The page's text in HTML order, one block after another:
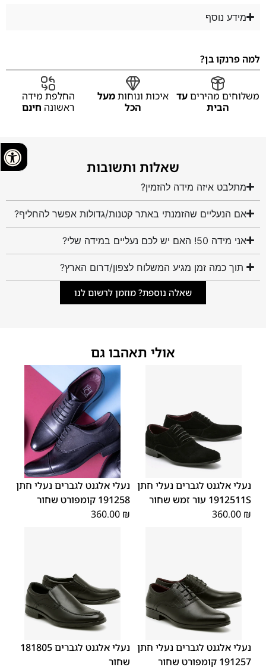
מידע נוסף
למה פרנקו בן?
משלוחים מהיריםעד
הבית
איכות ונוחותמעל
הכל
החלפת מידה
ראשונה חינם
שאלות ותשובות
מתלבט איזה מידה להזמין?
אם הנעליים שהזמנתי באתר קטנות/גדולות אפשר להחליף?
אני מידה 50! האם יש לכם נעליים במידה שלי?
תוך כמה זמן מגיע המשלוח לצפון/דרום הארץ?
שאלה נוספת? מוזמן לרשום לנו
אולי תאהבו גם
41
42
43
44
נעלי אלגנט לגברים נעלי חתן
1912511S עור זמש שחור
360.00 ₪
39
40
41
42
43
44
45
46
נעלי אלגנט לגברים נעלי חתן
191258 קומפורט שחור
360.00 ₪
40
41
42
43
44
נעלי אלגנט לגברים נעלי חתן
191257 קומפורט שחור
40
41
42
43
44
נעלי אלגנט לגברים 181805
שחור